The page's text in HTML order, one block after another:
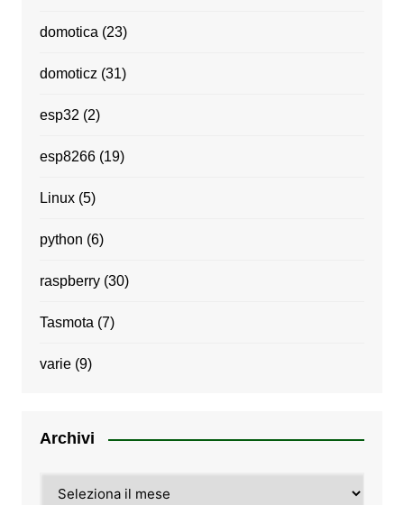
domotica (23)
domoticz (31)
esp32 (2)
esp8266(19)
Linux(5)
python (6)
raspberry(30)
Tasmota (7)
varie(9)
Archivi